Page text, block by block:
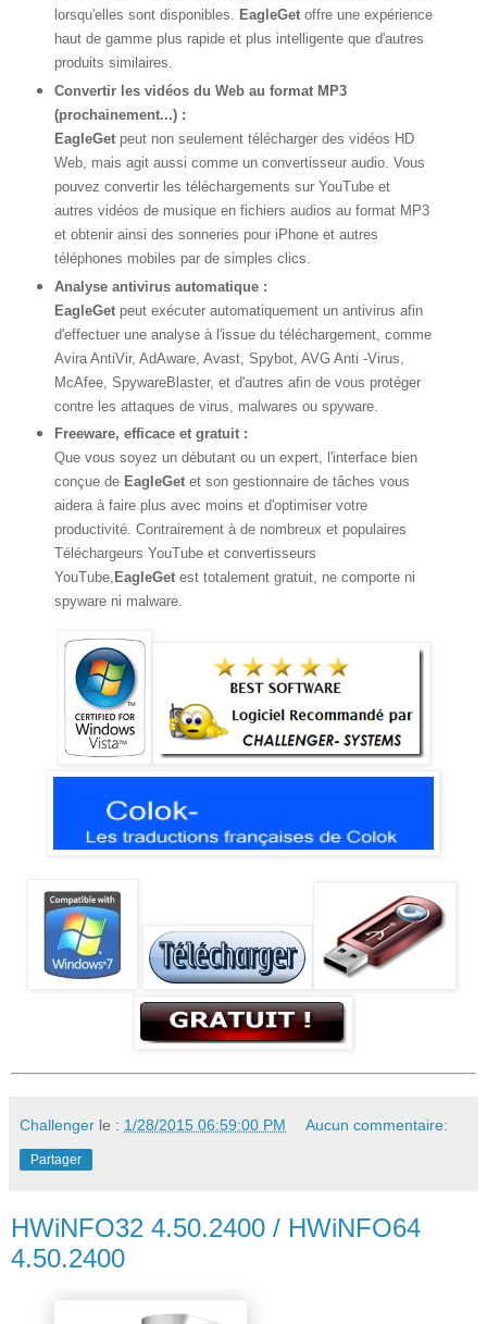
lorsqu'elles sont disponibles. EagleGet offre une expérience
haut de gamme plus rapide et plus intelligente que d'autres
produits similaires.
Convertir les vidéos du Web au format MP3
(prochainement...) :
EagleGetpeut non seulement télécharger des vidéos HD
Web, mais agit aussi comme un convertisseur audio. Vous
pouvez convertir les téléchargements sur YouTube et
autres vidéos de musique en fichiers audios au format MP3
et obtenir ainsi des sonneries pour iPhone et autres
téléphones mobiles par de simples clics.
Analyse antivirus automatique :
EagleGetpeut exécuter automatiquement un antivirus afin
d'effectuer une analyse à l'issue du téléchargement, comme
Avira AntiVir, AdAware, Avast, Spybot, AVG Anti -Virus,
McAfee, SpywareBlaster, et d'autres afin de vous protéger
contre les attaques de virus, malwares ou spyware.
Freeware, efficace et gratuit :
Que vous soyez un débutant ou un expert, l'interface bien
conçue deEagleGetet son gestionnaire de tâches vous
aidera à faire plus avec moins et d'optimiser votre
productivité. Contrairement à de nombreux et populaires
Téléchargeurs YouTube et convertisseurs
YouTube, EagleGetest totalement gratuit, ne comporte ni
spyware ni malware.
Challenger le : 1/28/2015 06:59:00 PM Aucun commentaire:
Partager
HWiNFO32 4.50.2400 / HWiNFO64
4.50.2400